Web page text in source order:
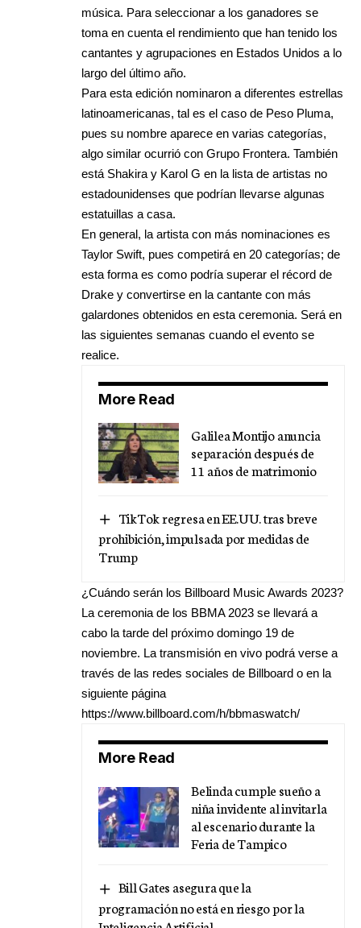
música. Para seleccionar a los ganadores se
toma en cuenta el rendimiento que han tenido los
cantantes y agrupaciones en Estados Unidos a lo
largo del último año.
Para esta edición nominaron a diferentes estrellas
latinoamericanas, tal es el caso de Peso Pluma,
pues su nombre aparece en varias categorías,
algo similar ocurrió con Grupo Frontera. También
está Shakira y Karol G en la lista de artistas no
estadounidenses que podrían llevarse algunas
estatuillas a casa.
En general, la artista con más nominaciones es
Taylor Swift, pues competirá en 20 categorías; de
esta forma es como podría superar el récord de
Drake y convertirse en la cantante con más
galardones obtenidos en esta ceremonia. Será en
las siguientes semanas cuando el evento se
realice.
More Read
Galilea Montijo anuncia
separación después de
11 años de matrimonio
TikTok regresa en EE.UU. tras breve
prohibición, impulsada por medidas de
Trump
¿Cuándo serán los Billboard Music Awards 2023?
La ceremonia de los BBMA 2023 se llevará a
cabo la tarde del próximo domingo 19 de
noviembre. La transmisión en vivo podrá verse a
través de las redes sociales de Billboard o en la
siguiente página
https://www.billboard.com/h/bbmaswatch/
More Read
Belinda cumple sueño a
niña invidente al invitarla
al escenario durante la
Feria de Tampico
Bill Gates asegura que la
programación no está en riesgo por la